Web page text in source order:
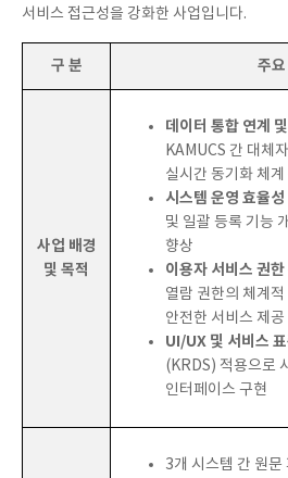
서비스 접근성을 강화한 사업입니다.
구 분 주
사업 배경
및 목적
데이터 통합 연계
KAMUCS 간 대체
실시간 동기화 체계
시스템 운영 효율성
및 일괄 등록 기능
향상
이용자 서비스 권한
열람 권한의 체계
안전한 서비스 제공
UI/UX 및 서비스
(KRDS) 적용으로
인터페이스 구현
3개 시스템 간 원문